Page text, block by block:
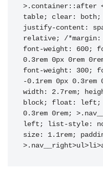
>.container::after
table; clear:
justify-content:
relative; /*margin:
font-weight: 600;
0.3rem 0px 0rem
font-weight: 300;
-0.1rem 0px 0.3rem
width: 2.7rem;
block; float: left;
0.3rem 0rem;
left; list-style:
size: 1.1rem;